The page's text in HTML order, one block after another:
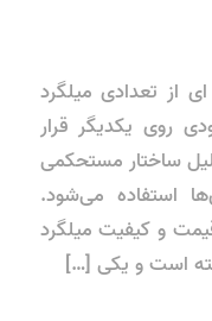
تعدادی میلگرد
روی یکدیگر قرار
ساختار مستحکمی
استفاده می‌شود.
و کیفیت میلگرد
است و یکی […]